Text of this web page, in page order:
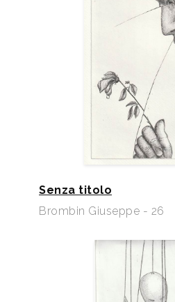
Senza titolo
Brombin Giuseppe - 26